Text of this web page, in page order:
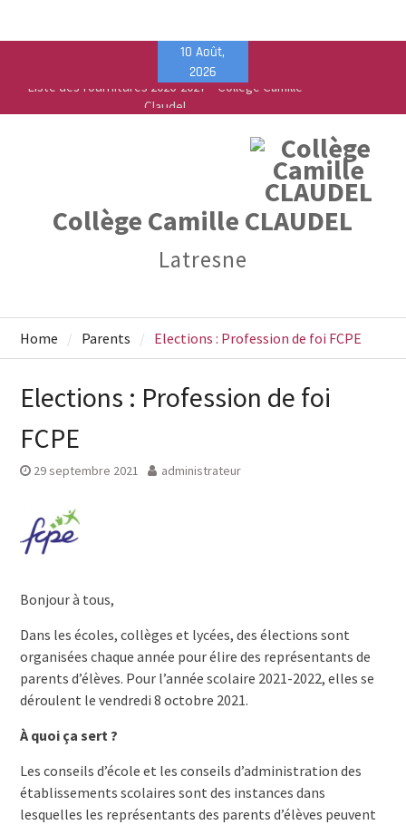
content
10 Août,
2026
Vente de fournitures scolaires – PEEP & Bureau
Vallée
Calendrier de rentrée pour les élèves – Année
Collège Camille CLAUDEL
Latresne
Home Parents Elections : Profession de foi FCPE
Elections : Profession de foi
FCPE
29 septembre 2021 administrateur
Bonjour à tous,
Dans les écoles, collèges et lycées, des élections sont
organisées chaque année pour élire des représentants de
parents d’élèves. Pour l’année scolaire 2021-2022, elles se
déroulent le vendredi 8 octobre 2021.
À quoi ça sert ?
Les conseils d’école et les conseils d’administration des
établissements scolaires sont des instances dans
lesquelles les représentants des parents d’élèves peuvent